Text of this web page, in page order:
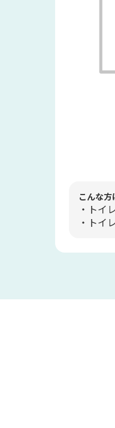
こんな
トイ
トイ